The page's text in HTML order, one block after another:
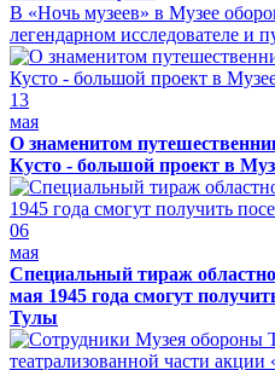
В «Ночь музеев» в Музее
легендарном исследователе и
13
мая
О знаменитом
Кусто - большой проект в
06
мая
Специальный тираж
мая 1945 года смогут
Тулы